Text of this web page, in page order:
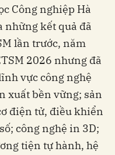
Công nghiệp Hà
những kết quả đã
lần trước, năm
2026 nhưng đã
vực công nghệ
xuất bền vững; sản
điện tử, điều khiển
công nghệ in 3D;
tiện tự hành, hệ